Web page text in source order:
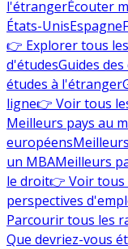
l'étrangerÉcouter
États-UnisEspagne
👉 Explorer tous
d'étudesGuides
études à l'étranger
ligne👉 Voir tous
Meilleurs pays au
européens
un MBAMeilleurs
le droit👉 Voir tous
perspectives
Parcourir tous les
Que devriez-vous